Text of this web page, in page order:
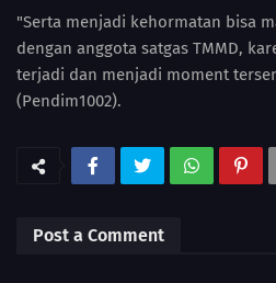
"Serta menjadi kehormatan bisa
dengan anggota satgas TMMD,
terjadi dan menjadi moment
(Pendim1002).
Post a Comment